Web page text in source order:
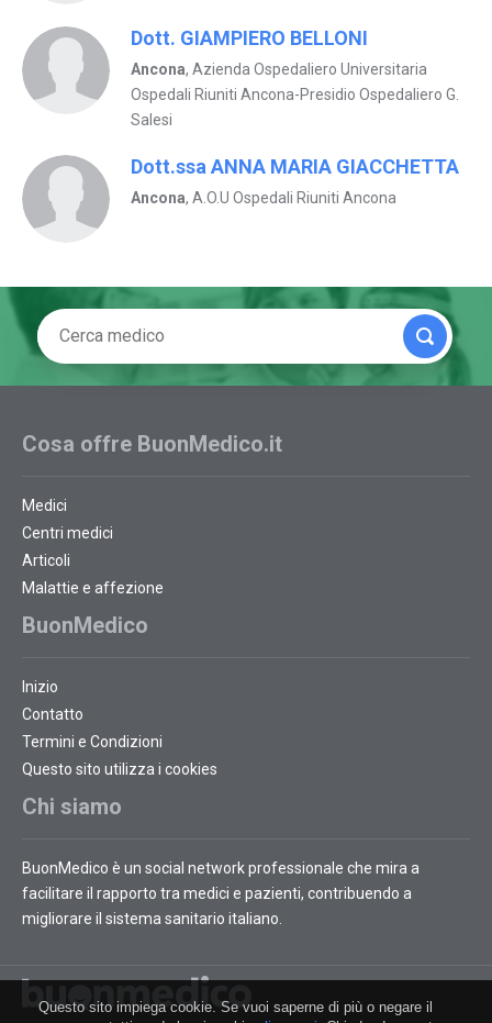
Dott. GIAMPIERO BELLONI
Ancona, Azienda Ospedaliero Universitaria
Ospedali Riuniti Ancona-Presidio Ospedaliero G.
Salesi
Dott.ssa ANNA MARIA GIACCHETTA
Ancona, A.O.U Ospedali Riuniti Ancona
Cosa offre BuonMedico.it
Medici
Centri medici
Articoli
Malattie e affezione
BuonMedico
Inizio
Contatto
Termini e Condizioni
Questo sito utilizza i cookies
Chi siamo
BuonMedico è un social network professionale che mira a
facilitare il rapporto tra medici e pazienti, contribuendo a
migliorare il sistema sanitario italiano.
Questo sito impiega cookie. Se vuoi saperne di più o negare il